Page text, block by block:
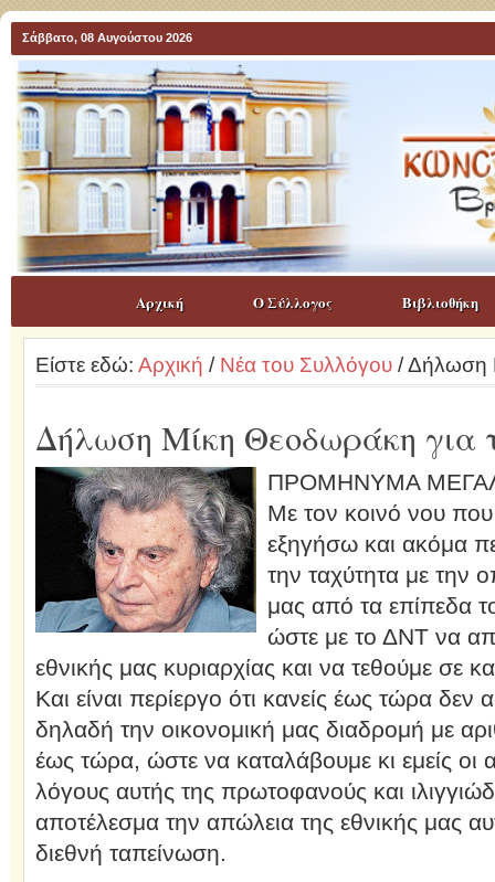
Σάββατο, 08 Αυγούστου 2026
Αρχική Ο Σύλλογος Βιβλιοθήκη
Είστε εδώ: Αρχική / Νέα του Συλλόγου/ Δήλωση
Δήλωση Μίκη Θεοδωράκη για
ΠΡΟΜΗΝΥΜΑ
Με τον κοινό νου
εξηγήσω και ακόμα
την ταχύτητα με την
μας από τα επίπεδα
ώστε με το ΔΝΤ να
εθνικής μας κυριαρχίας και να τεθούμε σε
Και είναι περίεργο ότι κανείς έως τώρα
δηλαδή την οικονομική μας διαδρομή με
έως τώρα, ώστε να καταλάβουμε κι εμείς οι
λόγους αυτής της πρωτοφανούς και
αποτέλεσμα την απώλεια της εθνικής μας
διεθνή ταπείνωση.